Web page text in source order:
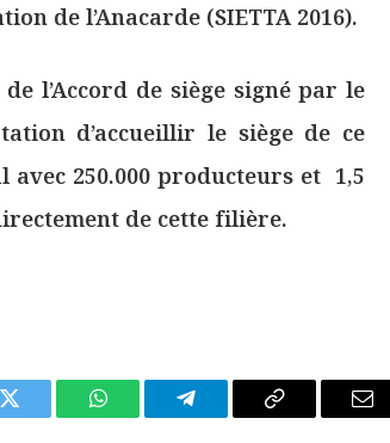
de l’Anacarde (SIETTA 2016).
l’Accord de siège signé par le
d’accueillir le siège de ce
250.000 producteurs et 1,5
de cette filière.
Twitter WhatsAppTélégrammeCopier
E-